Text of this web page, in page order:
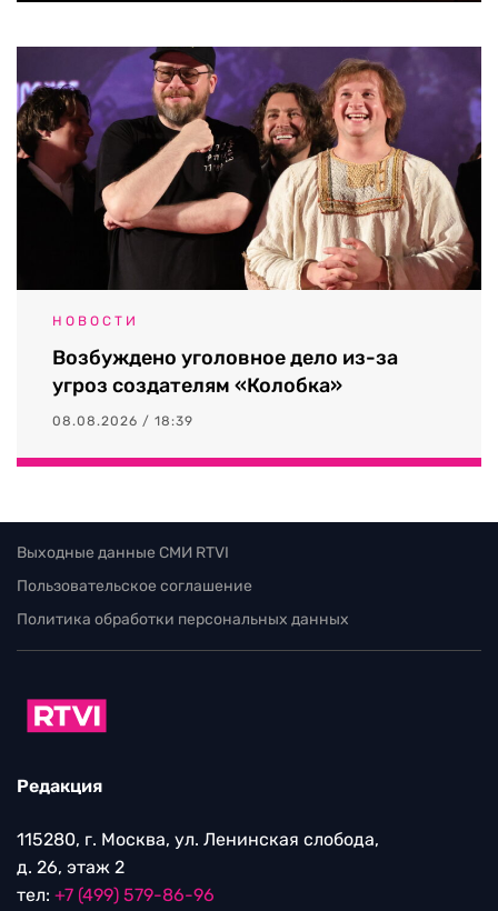
НОВОСТИ
Возбуждено уголовное дело из-за
угроз создателям «Колобка»
08.08.2026 / 18:39
Выходные данные СМИ RTVI
Пользовательское соглашение
Политика обработки персональных данных
Редакция
115280, г. Москва, ул. Ленинская слобода,
д. 26, этаж 2
тел: +7 (499) 579-86-96